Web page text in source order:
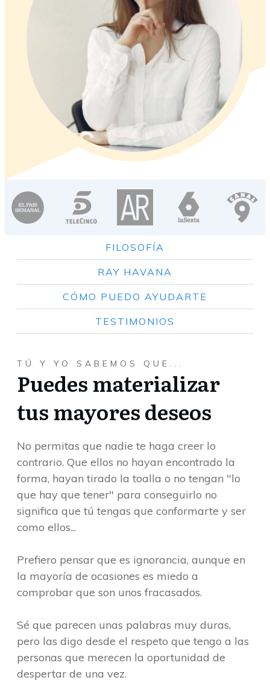
FILOSOFÍA
RAY HAVANA
CÓMO PUEDO AYUDARTE
TESTIMONIOS
TÚ Y YO SABEMOS QUE...
Puedes materializar
tus mayores deseos
No permitas que nadie te haga creer lo
contrario. Que ellos no hayan encontrado la
forma, hayan tirado la toalla o no tengan "lo
que hay que tener" para conseguirlo no
significa que tú tengas que conformarte y ser
como ellos...
Prefiero pensar que es ignorancia, aunque en
la mayoría de ocasiones es miedo a
comprobar que son unos fracasados.
Sé que parecen unas palabras muy duras,
pero las digo desde el respeto que tengo a las
personas que merecen la oportunidad de
despertar de una vez.